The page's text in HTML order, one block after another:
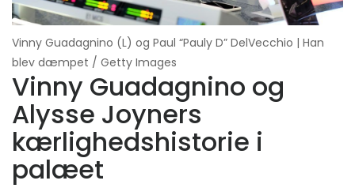
Vinny Guadagnino (L) og Paul “Pauly D” DelVecchio | Han
blev dæmpet / Getty Images
Vinny Guadagnino og
Alysse Joyners
kærlighedshistorie i
palæet